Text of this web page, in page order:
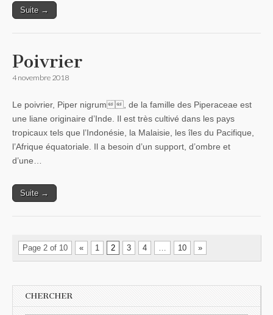
Suite →
Poivrier
4 novembre 2018
Le poivrier, Piper nigrum, de la famille des Piperaceae est
une liane originaire d’Inde. Il est très cultivé dans les pays
tropicaux tels que l’Indonésie, la Malaisie, les îles du Pacifique,
l’Afrique équatoriale. Il a besoin d’un support, d’ombre et
d’une…
Suite →
Page 2 of 10 « 1 2 3 4 10 »
CHERCHER